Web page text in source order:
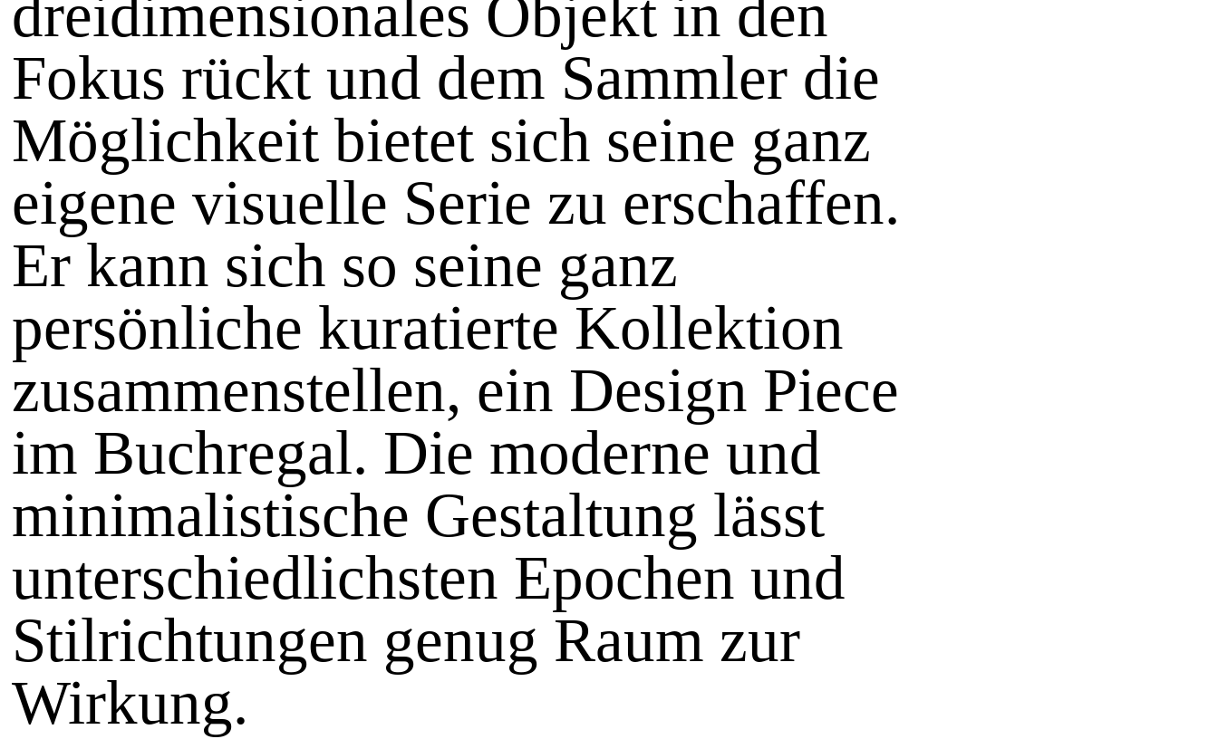
dreidimensionales Objekt in den
Fokus rückt und dem Sammler die
Möglichkeit bietet sich seine ganz
eigene visuelle Serie zu erschaffen.
Er kann sich so seine ganz
persönliche kuratierte Kollektion
zusammenstellen, ein Design Piece
im Buchregal. Die moderne und
minimalistische Gestaltung lässt
unterschiedlichsten Epochen und
Stilrichtungen genug Raum zur
Wirkung.